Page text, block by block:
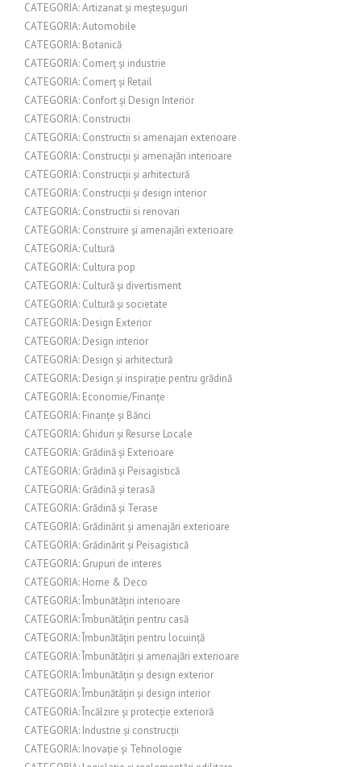
CATEGORIA: Artizanat și meșteșuguri
CATEGORIA: Automobile
CATEGORIA: Botanică
CATEGORIA: Comerț și industrie
CATEGORIA: Comerț și Retail
CATEGORIA: Confort și Design Interior
CATEGORIA: Constructii
CATEGORIA: Constructii si amenajari exterioare
CATEGORIA: Construcții și amenajări interioare
CATEGORIA: Construcții și arhitectură
CATEGORIA: Construcții și design interior
CATEGORIA: Constructii si renovari
CATEGORIA: Construire și amenajări exterioare
CATEGORIA: Cultură
CATEGORIA: Cultura pop
CATEGORIA: Cultură și divertisment
CATEGORIA: Cultură și societate
CATEGORIA: Design Exterior
CATEGORIA: Design interior
CATEGORIA: Design și arhitectură
CATEGORIA: Design și inspirație pentru grădină
CATEGORIA: Economie/Finanțe
CATEGORIA: Finanțe și Bănci
CATEGORIA: Ghiduri și Resurse Locale
CATEGORIA: Grădină și Exterioare
CATEGORIA: Grădină și Peisagistică
CATEGORIA: Grădină și terasă
CATEGORIA: Grădină și Terase
CATEGORIA: Grădinărit și amenajări exterioare
CATEGORIA: Grădinărit și Peisagistică
CATEGORIA: Grupuri de interes
CATEGORIA: Home & Deco
CATEGORIA: Îmbunătățiri interioare
CATEGORIA: Îmbunătățiri pentru casă
CATEGORIA: Îmbunătățiri pentru locuință
CATEGORIA: Îmbunătățiri și amenajări exterioare
CATEGORIA: Îmbunătățiri și design exterior
CATEGORIA: Îmbunătățiri și design interior
CATEGORIA: Încălzire și protecție exterioră
CATEGORIA: Industrie și construcții
CATEGORIA: Inovație și Tehnologie